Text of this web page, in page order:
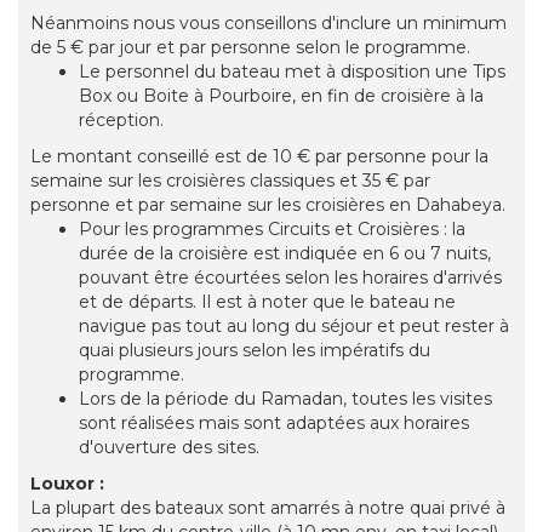
Néanmoins nous vous conseillons d'inclure un minimum
de 5 € par jour et par personne selon le programme.
Le personnel du bateau met à disposition une Tips
Box ou Boite à Pourboire, en fin de croisière à la
réception.
Le montant conseillé est de 10 € par personne pour la
semaine sur les croisières classiques et 35 € par
personne et par semaine sur les croisières en Dahabeya.
Pour les programmes Circuits et Croisières : la
durée de la croisière est indiquée en 6 ou 7 nuits,
pouvant être écourtées selon les horaires d'arrivés
et de départs. Il est à noter que le bateau ne
navigue pas tout au long du séjour et peut rester à
quai plusieurs jours selon les impératifs du
programme.
Lors de la période du Ramadan, toutes les visites
sont réalisées mais sont adaptées aux horaires
d'ouverture des sites.
Louxor :
La plupart des bateaux sont amarrés à notre quai privé à